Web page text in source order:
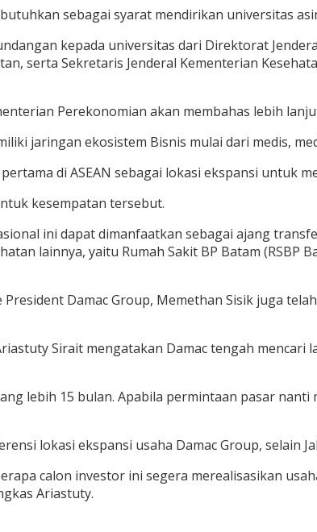
sebagai syarat mendirikan universitas
kepada universitas dari Direktorat
serta Sekretaris Jenderal Kementerian
Perekonomian akan membahas lebih
jaringan ekosistem Bisnis mulai dari medis,
di ASEAN sebagai lokasi ekspansi untuk
kesempatan tersebut.
ini dapat dimanfaatkan sebagai ajang
lainnya, yaitu Rumah Sakit BP Batam (RSBP
President Damac Group, Memethan Sisik juga
Sirait mengatakan Damac tengah
lebih 15 bulan. Apabila permintaan pasar
lokasi ekspansi usaha Damac Group, selain
calon investor ini segera merealisasikan
Ariastuty.